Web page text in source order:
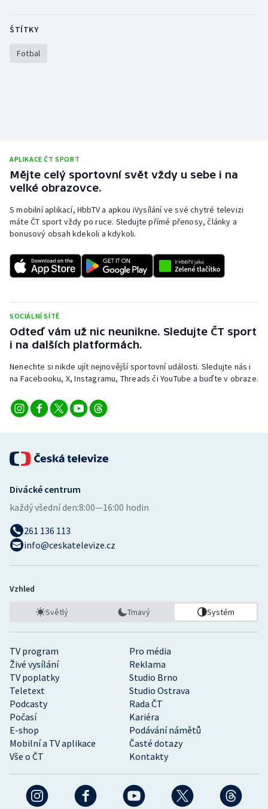
Olympijské hry
Parasport
Rychlostní kanoistika
Short track
Sportovní střelba
Stolní tenis
Triatlon
Veslování
Vodní slalom
ŠTÍTKY
Fotbal
APLIKACE ČT SPORT
Mějte celý sportovní svět vždy u sebe i na
velké obrazovce.
S mobilní aplikací, HbbTV a apkou iVysílání ve své chytré televizi
máte ČT sport vždy po ruce. Sledujte přímé přenosy, články a
bonusový obsah kdekoli a kdykoli.
SOCIÁLNÍ SÍTĚ
Odteď vám už nic neunikne. Sledujte ČT sport
i na dalších platformách.
Nenechte si nikde ujít nejnovější sportovní události. Sledujte nás i
na Facebooku, X, Instagramu, Threads či YouTube a buďte v obraze.
TV program
Pro média
Živé vysílání
Reklama
TV poplatky
Studio Brno
Teletext
Studio Ostrava
Podcasty
Rada ČT
Počasí
Kariéra
E-shop
Podávání námětů
Mobilní a TV aplikace
Časté dotazy
Vše o ČT
Kontakty
Divácké centrum
každý všední den:8:00—16:00 hodin
261 136 113
info@ceskatelevize.cz
Vzhled
Světlý Tmavý Systém